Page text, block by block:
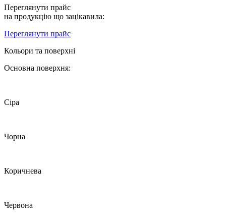
Переглянути прайс
на продукцію що зацікавила:
Переглянути прайс
Кольори та поверхні
Основна поверхня:
Сіра
Чорна
Коричнева
Червона